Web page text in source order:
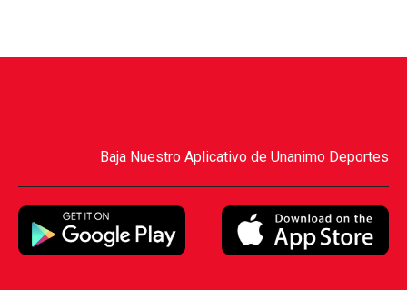
Baja Nuestro Aplicativo de Unanimo Deportes